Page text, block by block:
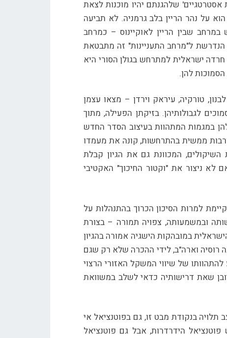
אסטרטגיים' שלהגנתם יהיו מוכנות לצאת
על נהר הריין בלב גרמניה. לא תביעה
שבין הריין לאוקיינוס – כמרחב
ל"מרחב התעניינות" זה מתבטאת
ישראלית למתרחש בגולן הסורי היא
להן.
טורקיה, עיראק וירדן – מצאו עצמן
לגבולותיהן. בזיקתן הפעילה, מתוך
במגמות המתהוות בעיצוב הסדר החדש
ממשית בהתרחשות, קונה את מעמדו
המכוונת גם את הגיון קבלת
לא ניצור את "וקטור החיכוך" האקטיבי
למרות הסיכון הכרוך בהתנהלות על
ובמשמעותה, צפויה תמורה – בצורת
במובהקות הישגיה אמורה בהגיון
רוסיה וארה"ב, לידי ההכרה שלא רק שגם
של שיווי המשקל האזורי הרצוי
שאת דרישותיה כדאי לשלב במשוואת
תלויה בנקודת מבט זו, גם בפוטנציאל אי
הידרדרות, אבל גם פוטנציאל